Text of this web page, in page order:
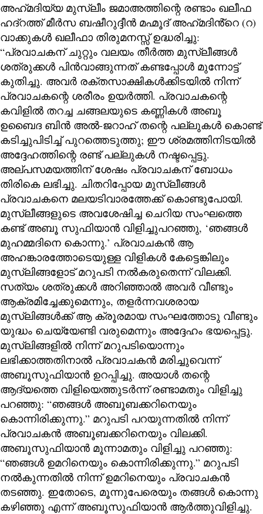
അഹ്‌മദിയ്യ മുസ്ലീം ജമാഅത്തിന്റെ രണ്ടാം ഖലീഫ
ഹദ്റത്ത് മീർസ ബഷീറുദ്ദീൻ മഹ്മൂദ് അഹ്‌മദിൻ്റെ (റ)
വാക്കുകൾ ഖലീഫാ തിരുമനസ്സ് ഉദ്ധരിച്ചു:
“പ്രവാചകന് ചുറ്റും വലയം തീർത്ത മുസ്ലീങ്ങൾ
ശത്രുക്കൾ പിൻവാങ്ങുന്നത് കണ്ടപ്പോൾ മുന്നോട്ട്
കുതിച്ചു. അവർ രക്തസാക്ഷികൾക്കിടയിൽ നിന്ന്
പ്രവാചകന്റെ ശരീരം ഉയർത്തി. പ്രവാചകന്റെ
കവിളിൽ തറച്ച ചങ്ങലയുടെ കണ്ണികൾ അബൂ
ഉബൈദ ബിൻ അൽ-ജറാഹ് തന്റെ പല്ലുകൾ കൊണ്ട്
കടിച്ചുപിടിച്ച് പുറത്തെടുത്തു; ഈ ശ്രമത്തിനിടയിൽ
അദ്ദേഹത്തിന്റെ രണ്ട് പല്ലുകൾ നഷ്ടപ്പെട്ടു.
അല്പസമയത്തിന് ശേഷം പ്രവാചകന് ബോധം
തിരികെ ലഭിച്ചു. ചിതറിപ്പോയ മുസ്ലീങ്ങൾ
പ്രവാചകനെ മലയടിവാരത്തേക്ക് കൊണ്ടുപോയി.
മുസ്ലീങ്ങളുടെ അവശേഷിച്ച ചെറിയ സംഘത്തെ
കണ്ട് അബൂ സുഫിയാൻ വിളിച്ചുപറഞ്ഞു, ‘ഞങ്ങൾ
മുഹമ്മദിനെ കൊന്നു.’ പ്രവാചകൻ ആ
അഹങ്കാരത്തോടെയുള്ള വിളികൾ കേട്ടെങ്കിലും
മുസ്ലിങ്ങളോട് മറുപടി നൽകരുതെന്ന് വിലക്കി.
സത്യം ശത്രുക്കൾ അറിഞ്ഞാൽ അവർ വീണ്ടും
ആക്രമിച്ചേക്കുമെന്നും, തളർന്നവശരായ
മുസ്ലിങ്ങൾക്ക് ആ ക്രൂരമായ സംഘത്തോടു വീണ്ടും
യുദ്ധം ചെയ്യേണ്ടി വരുമെന്നും അദ്ദേഹം ഭയപ്പെട്ടു.
മുസ്ലിങ്ങളിൽ നിന്ന് മറുപടിയൊന്നും
ലഭിക്കാത്തതിനാൽ പ്രവാചകൻ മരിച്ചുവെന്ന്
അബൂസുഫിയാൻ ഉറപ്പിച്ചു. അയാൾ തന്റെ
ആദ്യത്തെ വിളിയെത്തുടർന്ന് രണ്ടാമതും വിളിച്ചു
പറഞ്ഞു: “ഞങ്ങൾ അബൂബക്കറിനെയും
കൊന്നിരിക്കുന്നു.” മറുപടി പറയുന്നതിൽ നിന്ന്
പ്രവാചകൻ അബൂബക്കറിനെയും വിലക്കി.
അബൂസുഫിയാൻ മൂന്നാമതും വിളിച്ചു പറഞ്ഞു:
“ഞങ്ങൾ ഉമറിനെയും കൊന്നിരിക്കുന്നു.” മറുപടി
നൽകുന്നതിൽ നിന്ന് ഉമറിനെയും പ്രവാചകൻ
തടഞ്ഞു. ഇതോടെ, മൂന്നുപേരെയും തങ്ങൾ കൊന്നു
കഴിഞ്ഞു എന്ന് അബൂസുഫിയാൻ ആർത്തുവിളിച്ചു.